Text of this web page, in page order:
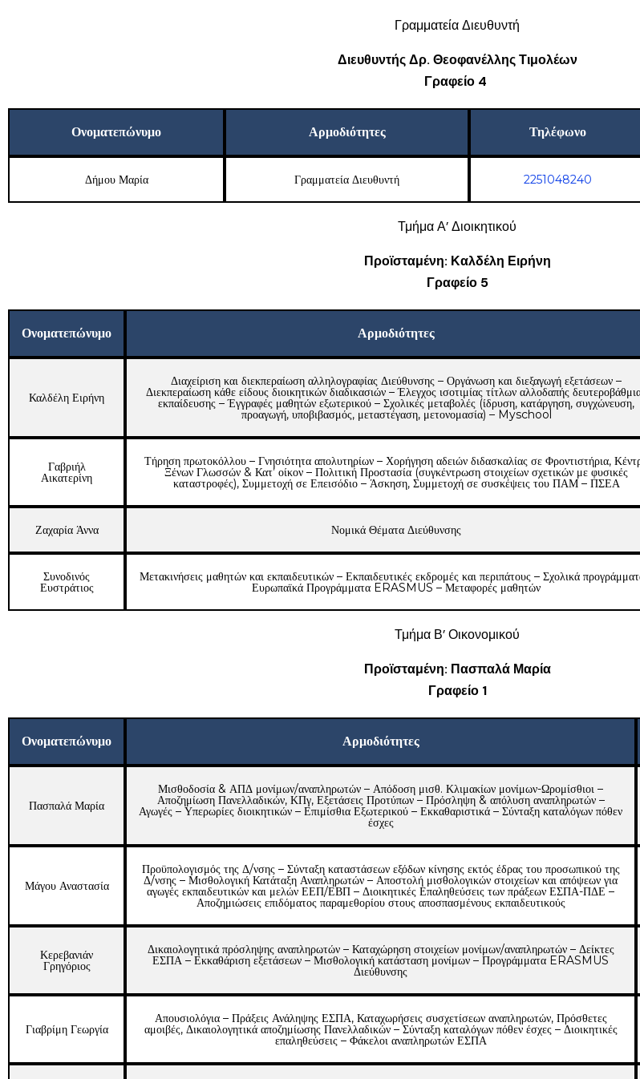
Γραμματεία Διευθυντή
Διευθυντής Δρ. Θεοφανέλλης Τιμολέων
Γραφείο 4
Ονοματεπώνυμο Αρμοδιότητες Τηλέφωνο
Δήμου Μαρία Γραμματεία Διευθυντή 2251048240
Τμήμα Α’ Διοικητικού
Προϊσταμένη: Καλδέλη Ειρήνη
Γραφείο 5
Ονοματεπώνυμο Αρμοδιότητες
Καλδέλη Ειρήνη
Διαχείριση και διεκπεραίωση αλληλογραφίας Διεύθυνσης – Οργάνωση και διεξαγωγή εξετάσεων –
Διεκπεραίωση κάθε είδους διοικητικών διαδικασιών – Έλεγχος ισοτιμίας τίτλων αλλοδαπής
εκπαίδευσης – Έγγραφές μαθητών εξωτερικού – Σχολικές μεταβολές (ίδρυση, κατάργηση, συγχώνευση,
προαγωγή, υποβιβασμός, μεταστέγαση, μετονομασία) – Myschool
Γαβριήλ
Αικατερίνη
Τήρηση πρωτοκόλλου – Γνησιότητα απολυτηρίων – Χορήγηση αδειών διδασκαλίας σε Φροντιστήρια,
Ξένων Γλωσσών & Κατ’ οίκον – Πολιτική Προστασία (συγκέντρωση στοιχείων σχετικών με φυσικές
καταστροφές), Συμμετοχή σε Επεισόδιο – Άσκηση, Συμμετοχή σε συσκέψεις του ΠΑΜ – ΠΣΕΑ
Ζαχαρία Άννα Νομικά Θέματα Διεύθυνσης
Συνοδινός
Ευστράτιος
Μετακινήσεις μαθητών και εκπαιδευτικών – Εκπαιδευτικές εκδρομές και περιπάτους – Σχολικά
Ευρωπαϊκά Προγράμματα ERASMUS – Μεταφορές μαθητών
Τμήμα Β’ Οικονομικού
Προϊσταμένη: Πασπαλά Μαρία
Γραφείο 1
Ονοματεπώνυμο Αρμοδιότητες
Πασπαλά Μαρία
Μισθοδοσία & ΑΠΔ μονίμων/αναπληρωτών – Απόδοση μισθ. Κλιμακίων μονίμων-Ωρομίσθιοι –
Αποζημίωση Πανελλαδικών, ΚΠγ, Εξετάσεις Προτύπων – Πρόσληψη & απόλυση αναπληρωτών –
Αγωγές – Υπερωρίες διοικητικών – Επιμίσθια Εξωτερικού – Εκκαθαριστικά – Σύνταξη καταλόγων πόθεν
έσχες
Μάγου Αναστασία
Προϋπολογισμός της Δ/νσης – Σύνταξη καταστάσεων εξόδων κίνησης εκτός έδρας του προσωπικού της
Δ/νσης – Μισθολογική Κατάταξη Αναπληρωτών – Αποστολή μισθολογικών στοιχείων και απόψεων για
αγωγές εκπαιδευτικών και μελών ΕΕΠ/ΕΒΠ – Διοικητικές Επαληθεύσεις των πράξεων ΕΣΠΑ-ΠΔΕ –
Αποζημιώσεις επιδόματος παραμεθορίου στους αποσπασμένους εκπαιδευτικούς
Κερεβανιάν
Γρηγόριος
Δικαιολογητικά πρόσληψης αναπληρωτών – Καταχώρηση στοιχείων μονίμων/αναπληρωτών – Δείκτες
ΕΣΠΑ – Εκκαθάριση εξετάσεων – Μισθολογική κατάσταση μονίμων – Προγράμματα ERASMUS
Διεύθυνσης
Γιαβρίμη Γεωργία
Απουσιολόγια – Πράξεις Ανάληψης ΕΣΠΑ, Καταχωρήσεις συσχετίσεων αναπληρωτών, Πρόσθετες
αμοιβές, Δικαιολογητικά αποζημίωσης Πανελλαδικών – Σύνταξη καταλόγων πόθεν έσχες – Διοικητικές
επαληθεύσεις – Φάκελοι αναπληρωτών ΕΣΠΑ